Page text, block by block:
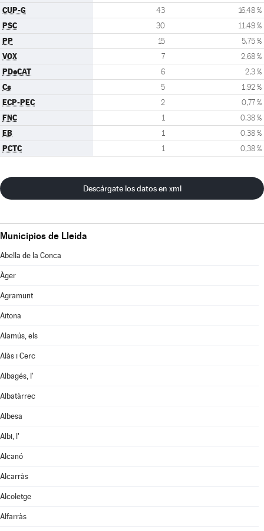
CUP-G 43 16,48 %
PSC 30 11,49 %
PP 15 5,75 %
VOX 7 2,68 %
PDeCAT 6 2,3 %
Cs 5 1,92 %
ECP-PEC 2 0,77 %
FNC 1 0,38 %
EB 1 0,38 %
PCTC 1 0,38 %
Descárgate los datos en xml
Municipios de Lleida
Abella de la Conca
Àger
Agramunt
Aitona
Alamús, els
Alàs i Cerc
Albagés, l'
Albatàrrec
Albesa
Albi, l'
Alcanó
Alcarràs
Alcoletge
Alfarràs